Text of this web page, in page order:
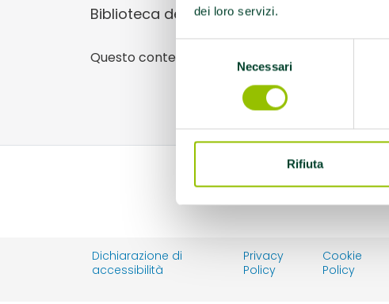
dei loro servizi.
Necessari
Rifiuta
Biblioteca della Polivalente di San Damaso
Questo contenuto si trova in Gruppi di cammino
Dichiarazione di
accessibilità
Privacy
Policy
Cookie
Policy